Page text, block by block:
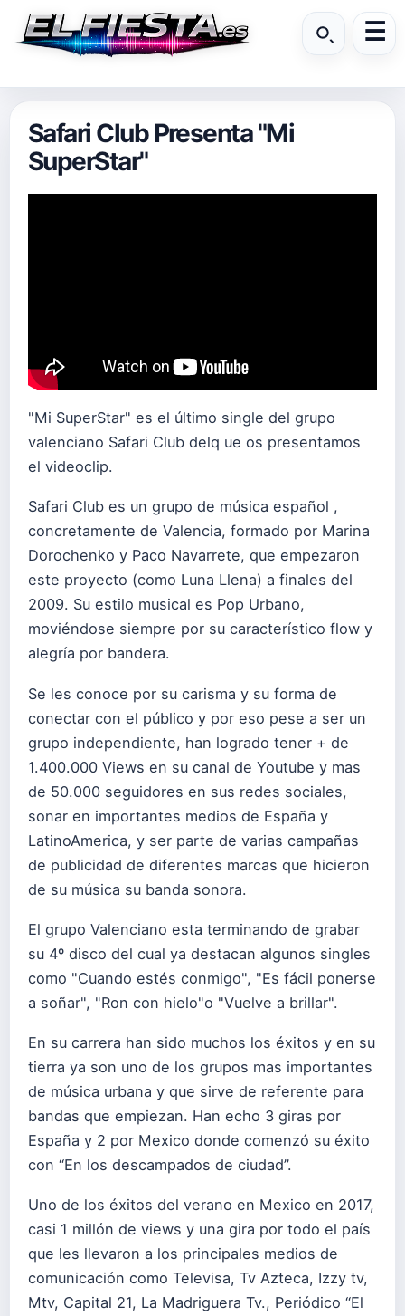
Safari Club Presenta "Mi
SuperStar"
"Mi SuperStar" es el último single del grupo
valenciano Safari Club delq ue os presentamos
el videoclip.
Safari Club es un grupo de música español ,
concretamente de Valencia, formado por Marina
Dorochenko y Paco Navarrete, que empezaron
este proyecto (como Luna Llena) a finales del
2009. Su estilo musical es Pop Urbano,
moviéndose siempre por su característico flow y
alegría por bandera.
Se les conoce por su carisma y su forma de
conectar con el público y por eso pese a ser un
grupo independiente, han logrado tener + de
1.400.000 Views en su canal de Youtube y mas
de 50.000 seguidores en sus redes sociales,
sonar en importantes medios de España y
LatinoAmerica, y ser parte de varias campañas
de publicidad de diferentes marcas que hicieron
de su música su banda sonora.
El grupo Valenciano esta terminando de grabar
su 4º disco del cual ya destacan algunos singles
como "Cuando estés conmigo", "Es fácil ponerse
a soñar", "Ron con hielo"o "Vuelve a brillar".
En su carrera han sido muchos los éxitos y en su
tierra ya son uno de los grupos mas importantes
de música urbana y que sirve de referente para
bandas que empiezan. Han echo 3 giras por
España y 2 por Mexico donde comenzó su éxito
con “En los descampados de ciudad”.
Uno de los éxitos del verano en Mexico en 2017,
casi 1 millón de views y una gira por todo el país
que les llevaron a los principales medios de
comunicación como Televisa, Tv Azteca, Izzy tv,
Mtv, Capital 21, La Madriguera Tv., Periódico “El